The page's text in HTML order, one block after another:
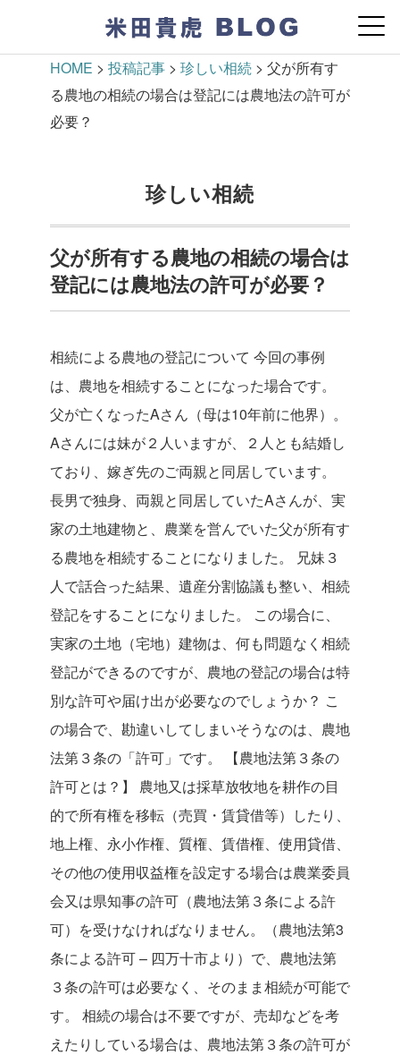
HOME > 投稿記事 > 珍しい相続 > 父が所有す
る農地の相続の場合は登記には農地法の許可が
必要？
珍しい相続
父が所有する農地の相続の場合は
登記には農地法の許可が必要？
相続による農地の登記について 今回の事例
は、農地を相続することになった場合です。
父が亡くなったAさん（母は10年前に他界）。
Aさんには妹が２人いますが、２人とも結婚し
ており、嫁ぎ先のご両親と同居しています。
長男で独身、両親と同居していたAさんが、実
家の土地建物と、農業を営んでいた父が所有す
る農地を相続することになりました。
兄妹３
人で話合った結果、遺産分割協議も整い、相続
登記をすることになりました。
この場合に、
実家の土地（宅地）建物は、何も問題なく相続
登記ができるのですが、農地の登記の場合は特
別な許可や届け出が必要なのでしょうか？ こ
の場合で、勘違いしてしまいそうなのは、農地
法第３条の「許可」です。
【農地法第３条の
許可とは？】
農地又は採草放牧地を耕作の目
的で所有権を移転（売買・賃貸借等）したり、
地上権、永小作権、質権、賃借権、使用貸借、
その他の使用収益権を設定する場合は農業委員
会又は県知事の許可（農地法第３条による許
可）を受けなければなりません。（農地法第3
条による許可 – 四万十市より）で、農地法第
３条の許可は必要なく、そのまま相続が可能で
す。
相続の場合は不要ですが、売却などを考
えたりしている場合は、農地法第３条の許可が